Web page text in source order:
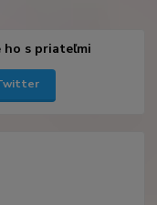
ho s priateľmi